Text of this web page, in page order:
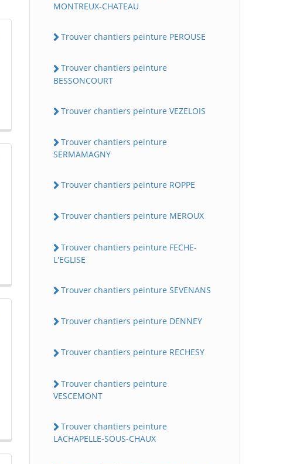
MONTREUX-CHATEAU
Trouver chantiers peinture PEROUSE
Trouver chantiers peinture
BESSONCOURT
Trouver chantiers peinture VEZELOIS
Trouver chantiers peinture
SERMAMAGNY
Trouver chantiers peinture ROPPE
Trouver chantiers peinture MEROUX
Trouver chantiers peinture FECHE-
L'EGLISE
Trouver chantiers peinture SEVENANS
Trouver chantiers peinture DENNEY
Trouver chantiers peinture RECHESY
Trouver chantiers peinture
VESCEMONT
Trouver chantiers peinture
LACHAPELLE-SOUS-CHAUX